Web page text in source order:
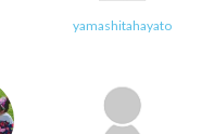
yamashitahayato